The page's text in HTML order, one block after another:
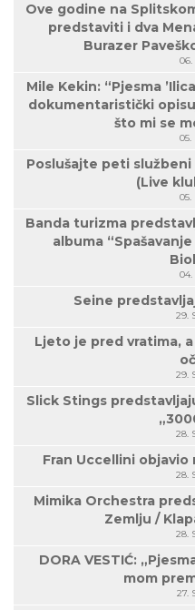
Ove godine na
predstaviti i dva
Burazer
06.
Mile Kekin: “Pjesma
dokumentaristički
što mi se
05.
Poslušajte peti
(Live
05.
Banda turizma
albuma
04.
Seine
29.
Ljeto je pred vratima,
29.
Slick Stings
28.
Fran Uccellini objavio
28.
Mimika Orchestra
Zemlju /
28.
DORA VESTIĆ:
mom
27.